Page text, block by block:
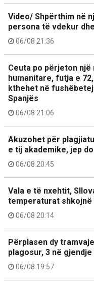
Video/ Shpërthim në
persona të vdekur
06/08 21:36
Ceuta po përjeton
humanitare, futja e
kthehet në
Spanjës
06/08 21:06
Akuzohet për
e tij akademike, jep
06/08 20:45
Vala e të nxehtit,
temperaturat shkojnë
06/08 20:14
Përplasen dy
plagosur, 3 në
06/08 19:57